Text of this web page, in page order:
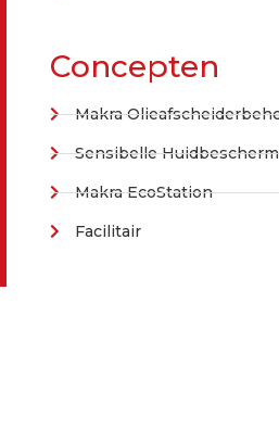
Concepten
Makra
Sensibelle
Makra EcoStation
Facilitair